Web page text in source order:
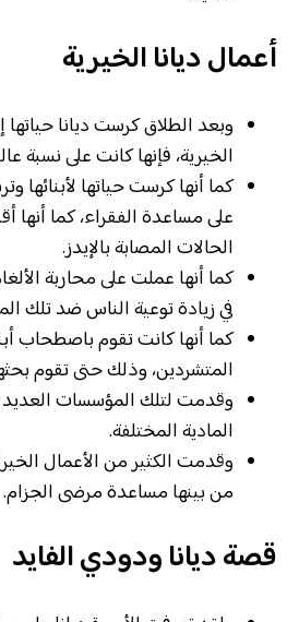
أعمال ديانا الخيرية
وبعد الطلاق كرست ديانا حياتها
الخيرية، فإنها كانت على نسبة
كما أنها كرست حياتها لأبنائها
على مساعدة الفقراء، كما أنها
الحالات المصابة بالإيدز.
كما أنها عملت على محاربة
في زيادة توعية الناس ضد تلك
كما أنها كانت تقوم باصطحاب
المتشردين، وذلك حتى تقوم
وقدمت لتلك المؤسسات
المادية المختلفة.
وقدمت الكثير من الأعمال
من بينها مساعدة مرضى الجزام.
قصة ديانا ودودي الفايد